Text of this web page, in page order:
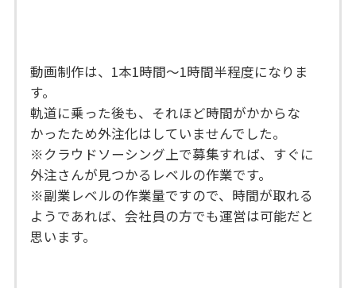
動画制作は、1本1時間～1時間半程度になりま
す。
軌道に乗った後も、それほど時間がかからな
かったため外注化はしていませんでした。
※クラウドソーシング上で募集すれば、すぐに
外注さんが見つかるレベルの作業です。
※副業レベルの作業量ですので、時間が取れる
ようであれば、会社員の方でも運営は可能だと
思います。